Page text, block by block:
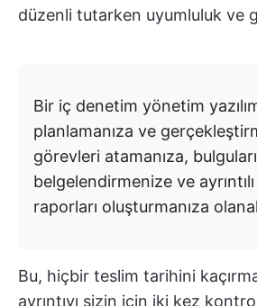
düzenli tutarken uyumluluk ve
Bir iç denetim yönetim
planlamanıza ve
görevleri atamanıza, bulguları
belgelendirmenize ve
raporları oluşturmanıza
Bu, hiçbir teslim tarihini
ayrıntıyı sizin için iki kez